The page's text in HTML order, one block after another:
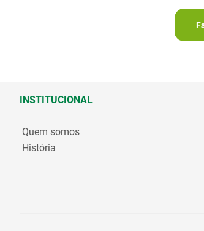
INSTITUCIONAL
Quem somos
História